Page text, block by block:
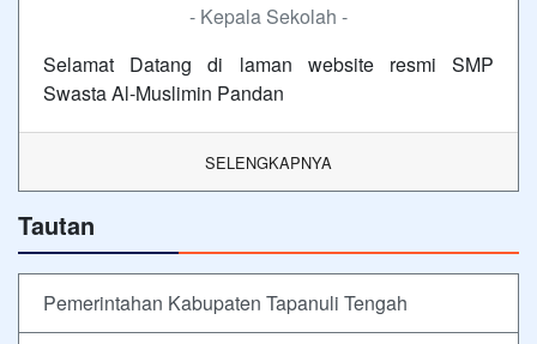
- Kepala Sekolah -
Selamat Datang di laman website resmi SMP
Swasta Al-Muslimin Pandan
SELENGKAPNYA
Tautan
Pemerintahan Kabupaten Tapanuli Tengah